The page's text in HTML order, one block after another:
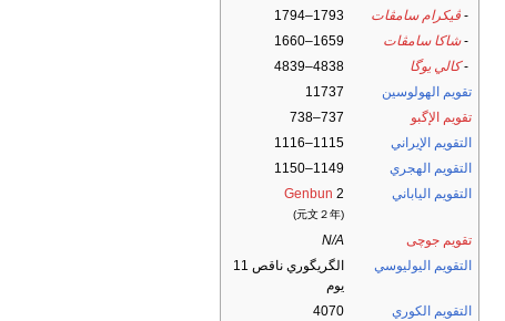
- ڤيكرام سامڤات
1793–1794
-شاكا سامڤات
1659–1660
-كالي يوگا
4838–4839
تقويم الهولوسين
11737
تقويم الإگبو
737–738
التقويم الإيراني
1115–1116
التقويم الهجري
1149–1150
التقويم الياباني
Genbun 2
(元文２年)
تقويم جوچى
N/A
التقويم اليوليوسي
الگريگوري ناقص 11
يوم
التقويم الكوري
4070